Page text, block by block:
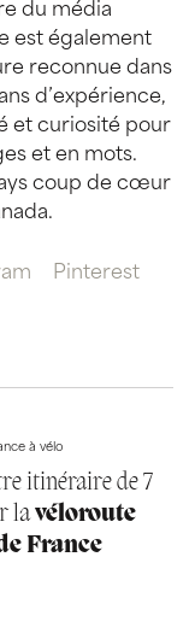
du média
est également
reconnue dans
d’expérience,
et curiosité pour
et en mots.
coup de cœur
Pinterest
à vélo
itinéraire de 7
lavéloroute
France